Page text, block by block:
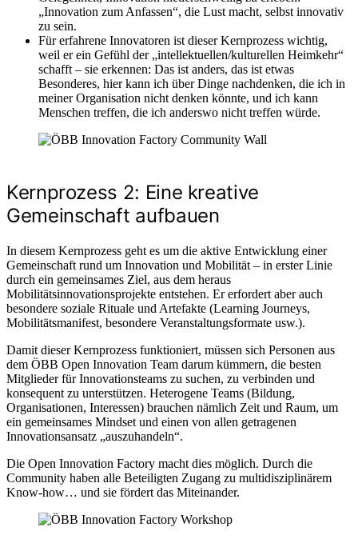
„Innovation zum Anfassen“, die Lust macht, selbst innovativ
zu sein.
Für erfahrene Innovatoren ist dieser Kernprozess wichtig,
weil er ein Gefühl der „intellektuellen/kulturellen Heimkehr“
schafft – sie erkennen: Das ist anders, das ist etwas
Besonderes, hier kann ich über Dinge nachdenken, die ich in
meiner Organisation nicht denken könnte, und ich kann
Menschen treffen, die ich anderswo nicht treffen würde.
Kernprozess 2: Eine kreative
Gemeinschaft aufbauen
In diesem Kernprozess geht es um die aktive Entwicklung einer
Gemeinschaft rund um Innovation und Mobilität – in erster Linie
durch ein gemeinsames Ziel, aus dem heraus
Mobilitätsinnovationsprojekte entstehen. Er erfordert aber auch
besondere soziale Rituale und Artefakte (Learning Journeys,
Mobilitätsmanifest, besondere Veranstaltungsformate usw.).
Damit dieser Kernprozess funktioniert, müssen sich Personen aus
dem ÖBB Open Innovation Team darum kümmern, die besten
Mitglieder für Innovationsteams zu suchen, zu verbinden und
konsequent zu unterstützen. Heterogene Teams (Bildung,
Organisationen, Interessen) brauchen nämlich Zeit und Raum, um
ein gemeinsames Mindset und einen von allen getragenen
Innovationsansatz „auszuhandeln“.
Die Open Innovation Factory macht dies möglich. Durch die
Community haben alle Beteiligten Zugang zu multidisziplinärem
Know-how… und sie fördert das Miteinander.